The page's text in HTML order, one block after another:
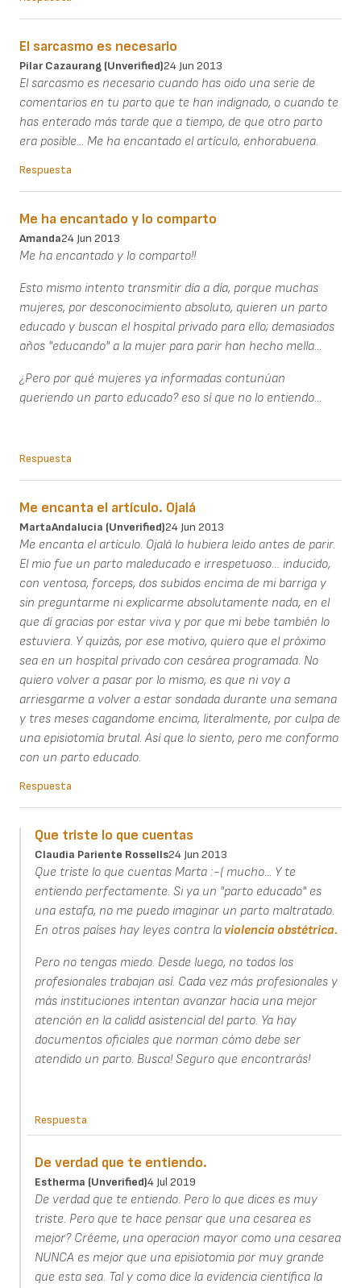
El sarcasmo es necesario
Pilar Cazaurang (unverified)24 Jun 2013
El sarcasmo es necesario cuando has oido una serie de
comentarios en tu parto que te han indignado, o cuando te
has enterado más tarde que a tiempo, de que otro parto
era posible... Me ha encantado el artículo, enhorabuena.
Respuesta
Me ha encantado y lo comparto
Amanda24 Jun 2013
Me ha encantado y lo comparto!!
Esto mismo intento transmitir día a día, porque muchas
mujeres, por desconocimiento absoluto, quieren un parto
educado y buscan el hospital privado para ello; demasiados
años "educando" a la mujer para parir han hecho mella...
¿Pero por qué mujeres ya informadas contunúan
queriendo un parto educado? eso sí que no lo entiendo...
Respuesta
Me encanta el artículo. Ojalá
MartaAndalucia (unverified)24 Jun 2013
Me encanta el artículo. Ojalá lo hubiera leido antes de parir.
El mio fue un parto maleducado e irrespetuoso… inducido,
con ventosa, forceps, dos subidos encima de mi barriga y
sin preguntarme ni explicarme absolutamente nada, en el
que dí gracias por estar viva y por que mi bebe también lo
estuviera. Y quizás, por ese motivo, quiero que el próximo
sea en un hospital privado con cesárea programada. No
quiero volver a pasar por lo mismo, es que ni voy a
arriesgarme a volver a estar sondada durante una semana
y tres meses cagandome encima, literalmente, por culpa de
una episiotomía brutal. Así que lo siento, pero me conformo
con un parto educado.
Respuesta
Que triste lo que cuentas
Claudia Pariente Rossells24 Jun 2013
Que triste lo que cuentas Marta :-( mucho... Y te
entiendo perfectamente. Si ya un "parto educado" es
una estafa, no me puedo imaginar un parto maltratado.
En otros países hay leyes contra laviolencia obstétrica.
Pero no tengas miedo. Desde luego, no todos los
profesionales trabajan así. Cada vez más profesionales y
más instituciones intentan avanzar hacia una mejor
atención en la calidd asistencial del parto. Ya hay
documentos oficiales que norman cómo debe ser
atendido un parto. Busca! Seguro que encontrarás!
Respuesta
De verdad que te entiendo.
Estherma (unverified)4 Jul 2019
De verdad que te entiendo. Pero lo que dices es muy
triste. Pero que te hace pensar que una cesarea es
mejor? Créeme, una operacion mayor como una cesarea
NUNCA es mejor que una episiotomia por muy grande
que esta sea. Tal y como dice la evidencia científica la